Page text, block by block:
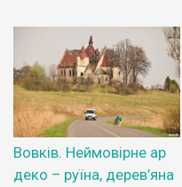
Вовків. Неймовірне ар
деко – руїна, дерев’яна